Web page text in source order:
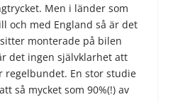
Men i länder som
och med England så är det
monterade på bilen
det ingen självklarhet att
regelbundet. En stor studie
så mycket som 90%(!) av